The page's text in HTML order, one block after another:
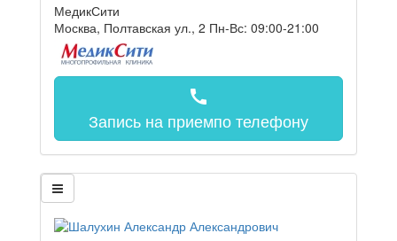
МедикСити
Москва, Полтавская ул., 2 Пн-Вс: 09:00-21:00
call
Запись на приемпо телефону